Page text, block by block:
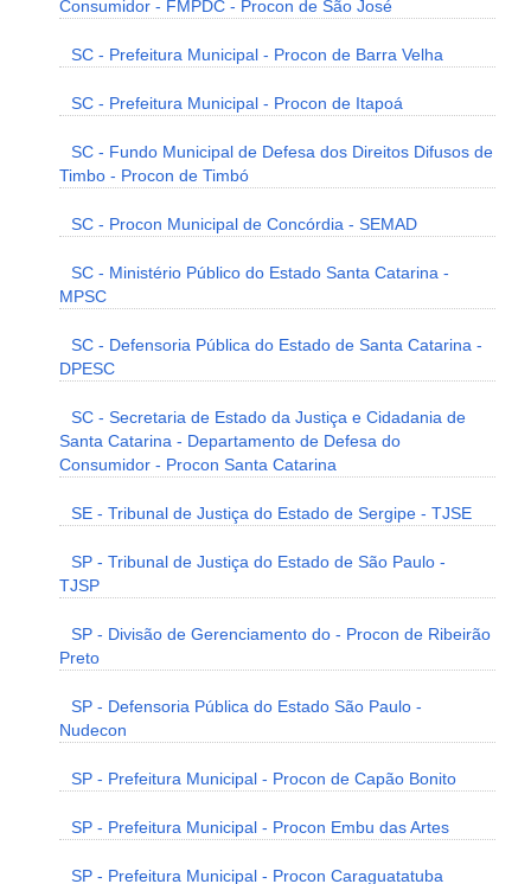
Consumidor - FMPDC - Procon de São José
SC - Prefeitura Municipal - Procon de Barra Velha
SC - Prefeitura Municipal - Procon de Itapoá
SC - Fundo Municipal de Defesa dos Direitos Difusos de
Timbo - Procon de Timbó
SC - Procon Municipal de Concórdia - SEMAD
SC - Ministério Público do Estado Santa Catarina -
MPSC
SC - Defensoria Pública do Estado de Santa Catarina -
DPESC
SC - Secretaria de Estado da Justiça e Cidadania de
Santa Catarina - Departamento de Defesa do
Consumidor - Procon Santa Catarina
SE - Tribunal de Justiça do Estado de Sergipe - TJSE
SP - Tribunal de Justiça do Estado de São Paulo -
TJSP
SP - Divisão de Gerenciamento do - Procon de Ribeirão
Preto
SP - Defensoria Pública do Estado São Paulo -
Nudecon
SP - Prefeitura Municipal - Procon de Capão Bonito
SP - Prefeitura Municipal - Procon Embu das Artes
SP - Prefeitura Municipal - Procon Caraguatatuba